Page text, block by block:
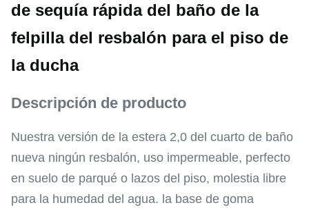
de sequía rápida del baño de la
felpilla del resbalón para el piso de
la ducha
Descripción de producto
Nuestra versión de la estera 2,0 del cuarto de baño
nueva ningún resbalón, uso impermeable, perfecto
en suelo de parqué o lazos del piso, molestia libre
para la humedad del agua. la base de goma